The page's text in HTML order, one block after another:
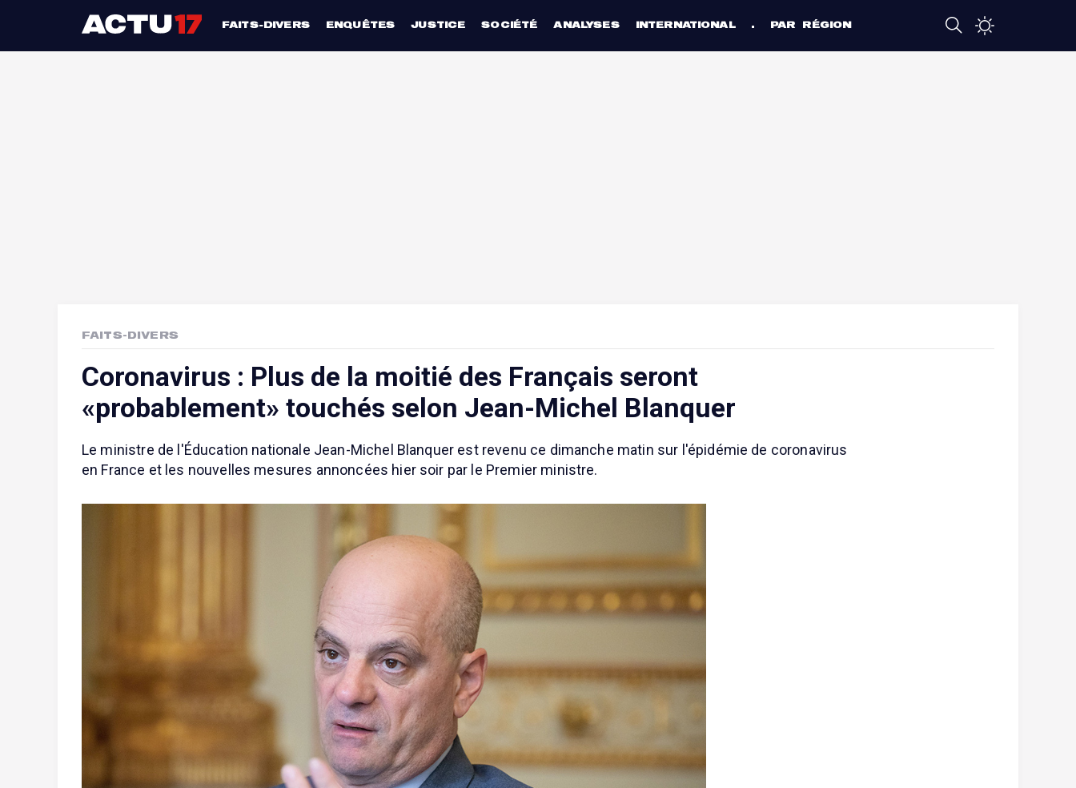
FAITS-DIVERS ENQUÊTES JUSTICE SOCIÉTÉ ANALYSES INTERNATIONAL PAR RÉGION
FAITS-DIVERS
Coronavirus : Plus de la moitié des Français seront
«probablement» touchés selon Jean-Michel Blanquer
Le ministre de l'Éducation nationale Jean-Michel Blanquer est revenu ce dimanche matin sur l'épidémie de coronavirus
en France et les nouvelles mesures annoncées hier soir par le Premier ministre.